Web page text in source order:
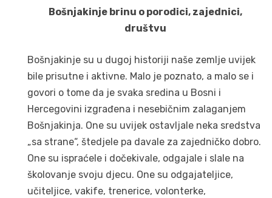
Bošnjakinje brinu o porodici, zajednici,
društvu
Bošnjakinje su u dugoj historiji naše zemlje uvijek
bile prisutne i aktivne. Malo je poznato, a malo se i
govori o tome da je svaka sredina u Bosni i
Hercegovini izgrađena i nesebičnim zalaganjem
Bošnjakinja. One su uvijek ostavljale neka sredstva
„sa strane“, štedjele pa davale za zajedničko dobro.
One su ispraćele i dočekivale, odgajale i slale na
školovanje svoju djecu. One su odgajateljice,
učiteljice, vakife, trenerice, volonterke,